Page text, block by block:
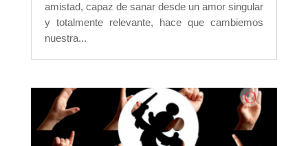
amistad, capaz de sanar desde un amor singular
y totalmente relevante, hace que cambiemos
nuestra...